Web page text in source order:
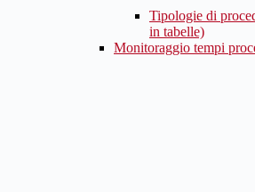
Tipologie di
in tabelle)
Monitoraggio tempi